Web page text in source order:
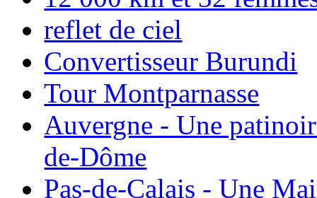
reflet de ciel
Convertisseur Burundi
Tour Montparnasse
Auvergne - Une
de-Dôme
Pas-de-Calais - Une